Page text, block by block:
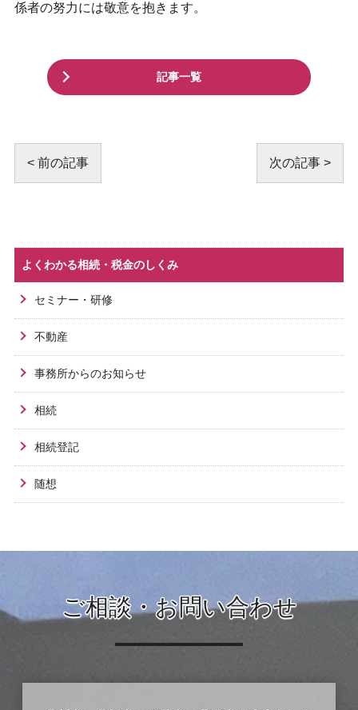
係者の努力には敬意を抱きます。
記事一覧
< 前の記事 次の記事 >
よくわかる相続・税金のしくみ
セミナー・研修
不動産
事務所からのお知らせ
相続
相続登記
随想
ご相談・お問い合わせ